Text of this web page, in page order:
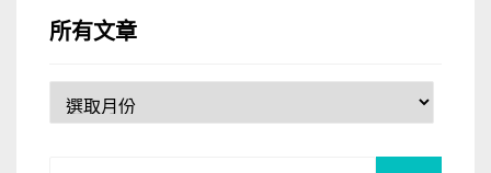
所有文章
有